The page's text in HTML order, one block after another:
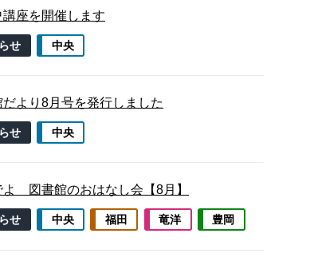
講座を開催します
せ 中央
だより8月号を発行しました
せ 中央
よ 図書館のおはなし会【8月】
せ 中央 福田 竜洋 豊岡